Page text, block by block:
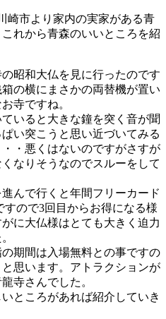
崎市より家内の実家がある青
れから青森のいいところを紹
昭和大仏を見に行ったのです
の横にまさかの両替機が置い
寺ですね。
いると大きな鐘を突く音が聞
い突こうと思い近づいてみる
・悪くはないのですがさすが
なりそうなのでスルーをして
んで行くと年間フリーカード
すので3回目からお得になる様
に大仏様はとても大きく迫力
期間は入場無料との事ですの
思います。アトラクションが
寺さんでした。
ところがあれば紹介していき